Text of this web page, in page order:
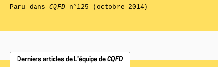
Paru dansCQFDn°125 (octobre 2014)
Derniers articles de L’équipe de CQFD